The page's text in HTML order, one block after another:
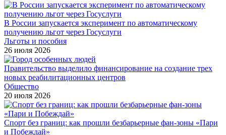
В России запускается эксперимент по автоматическому
получению льгот через Госуслуги
Льготы и пособия
26 июля 2026
Правительство выделило финансирование на создание трех
новых реабилитационных центров
Общество
20 июля 2026
Спорт без границ: как прошли безбарьерные фан-зоны «Пари
и Побеждай»